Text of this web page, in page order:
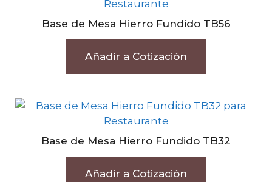
Base de Mesa Hierro Fundido TB56
Añadir a Cotización
Base de Mesa Hierro Fundido TB32
Añadir a Cotización